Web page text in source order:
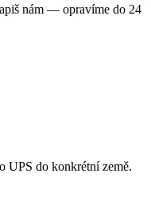
nám — opravíme do 24
UPS do konkrétní země.